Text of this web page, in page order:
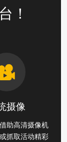
！
摄像
助高清摄像机
抓取活动精彩